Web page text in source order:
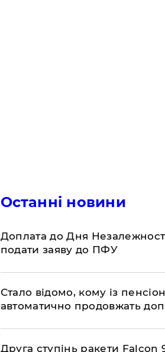
Останні новини
Доплата до Дня
подати заяву до ПФУ
Стало відомо, кому із
автоматично продовжать
​Друга ступінь ракети Falcon